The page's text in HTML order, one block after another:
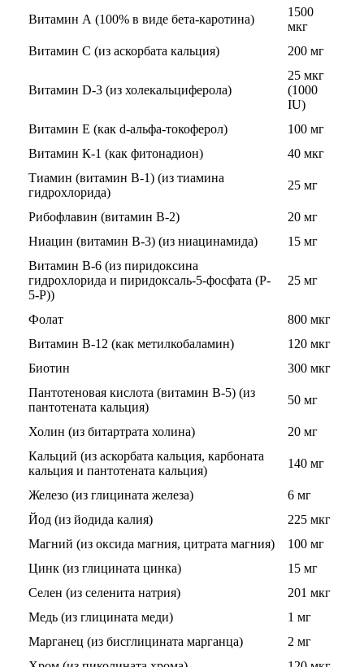
Для тренировки
НАЗАД
BCAA
НАЗАД
Креатин
Предтренировочные комплексы
Изотоники
Бета-аланин
Комплексы аминокислот
Энергетики
Таурин
Цитруллин
Глютамин
Гейнеры
Витамин А (100% в виде бета-каротина)
1500
мкг
Витамин С (из аскорбата кальция)
200 мг
Витамин D-3 (из холекальциферола)
25 мкг
(1000
IU)
Витамин Е (как d-альфа-токоферол)
100 мг
Витамин К-1 (как фитонадион)
40 мкг
Тиамин (витамин B-1) (из тиамина
гидрохлорида)
25 мг
Рибофлавин (витамин B-2)
20 мг
Ниацин (витамин B-3) (из ниацинамида)
15 мг
Витамин B-6 (из пиридоксина
гидрохлорида и пиридоксаль-5-фосфата (P-
5-P))
25 мг
Фолат
800 мкг
Витамин B-12 (как метилкобаламин)
120 мкг
Биотин
300 мкг
Пантотеновая кислота (витамин B-5) (из
пантотената кальция)
50 мг
Холин (из битартрата холина)
20 мг
Кальций (из аскорбата кальция, карбоната
кальция и пантотената кальция)
140 мг
Железо (из глицината железа)
6 мг
Йод (из йодида калия)
225 мкг
Магний (из оксида магния, цитрата магния)
100 мг
Цинк (из глицината цинка)
15 мг
Селен (из селенита натрия)
201 мкг
Медь (из глицината меди)
1 мг
Марганец (из бисглицината марганца)
2 мг